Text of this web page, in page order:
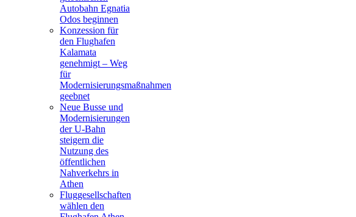
Autobahn Egnatia
Odos beginnen
Konzession für
den Flughafen
Kalamata
genehmigt – Weg
für
Modernisierungsmaßnahmen
geebnet
Neue Busse und
Modernisierungen
der U-Bahn
steigern die
Nutzung des
öffentlichen
Nahverkehrs in
Athen
Fluggesellschaften
wählen den